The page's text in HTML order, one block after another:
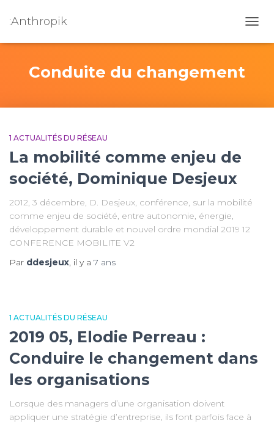
:Anthropik
Conduite du changement
1 ACTUALITÉS DU RÉSEAU
La mobilité comme enjeu de
société, Dominique Desjeux
2012, 3 décembre, D. Desjeux, conférence, sur la mobilité
comme enjeu de société, entre autonomie, énergie,
développement durable et nouvel ordre mondial 2019 12
CONFERENCE MOBILITE V2
Par ddesjeux, il y a 7 ans
1 ACTUALITÉS DU RÉSEAU
2019 05, Elodie Perreau :
Conduire le changement dans
les organisations
Lorsque des managers d’une organisation doivent
appliquer une stratégie d’entreprise, ils font parfois face à